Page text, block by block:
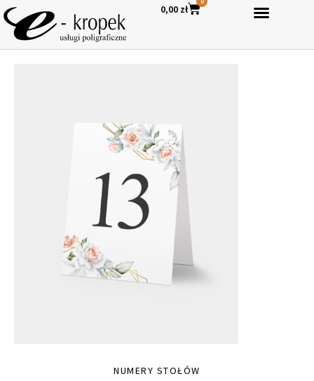
0,00 zł
NUMERY STOŁÓW